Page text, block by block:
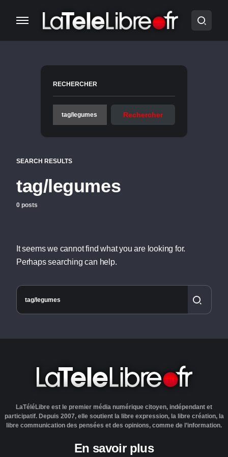
SEARCH RESULTS
tag/legumes
0 posts
It seems we cannot find what you are looking for.
Perhaps searching can help.
RECHERCHER
Rechercher
LaTéléLibre est le premier média numérique citoyen, indépendant et
participatif. Depuis 2007, elle soutient la libre expression, la libre création, la
libre communication des pensées et des opinions, comme de l’information.
En savoir plus